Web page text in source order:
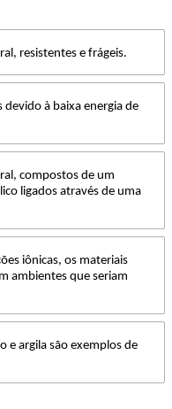
resistentes e frágeis.
devido à baixa energia de
compostos de um
ligados através de uma
iônicas, os materiais
ambientes que seriam
e argila são exemplos de